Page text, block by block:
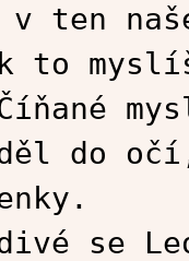
v ten
to
do
se